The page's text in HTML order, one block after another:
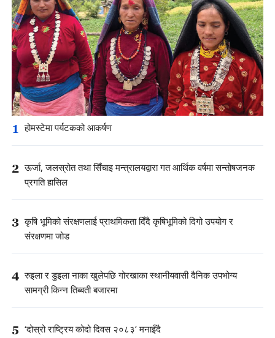
1 होमस्टेमा पर्यटकको आकर्षण
2 ऊर्जा, जलस्रोत तथा सिँचाइ मन्त्रालयद्वारा गत आर्थिक वर्षमा सन्तोषजनक
प्रगति हासिल
3 कृषि भूमिको संरक्षणलाई प्राथमिकता दिँदै कृषिभूमिको दिगो उपयोग र
संरक्षणमा जोड
4 रुइला र डुइला नाका खुलेपछि गोरखाका स्थानीयवासी दैनिक उपभोग्य
सामग्री किन्न तिब्बती बजारमा
5 ‘दोस्रो राष्ट्रिय कोदो दिवस २०८३’ मनाइँदै